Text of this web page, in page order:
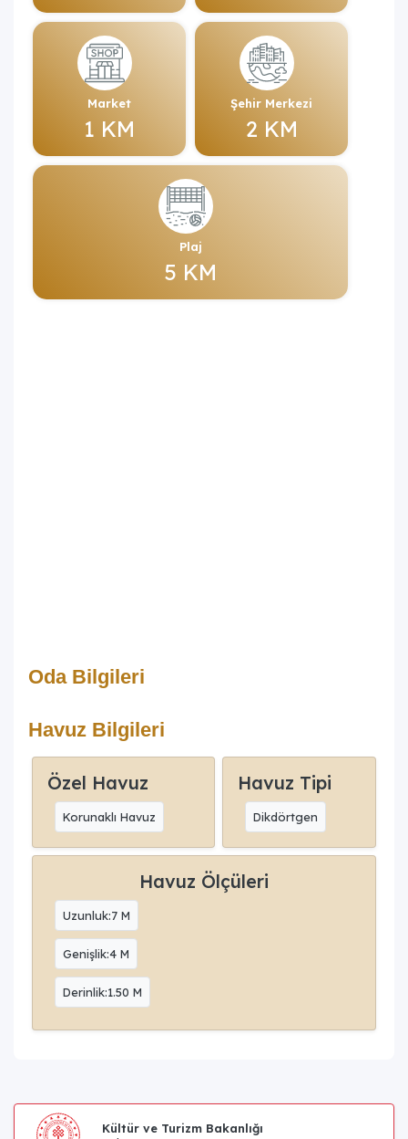
Market
1 KM
Şehir Merkezi
2 KM
Plaj
5 KM
Oda Bilgileri
Havuz Bilgileri
Özel Havuz
Korunaklı Havuz
Havuz Tipi
Dikdörtgen
Havuz Ölçüleri
Uzunluk:7 M
Genişlik:4 M
Derinlik:1.50 M
Kültür ve Turizm Bakanlığı